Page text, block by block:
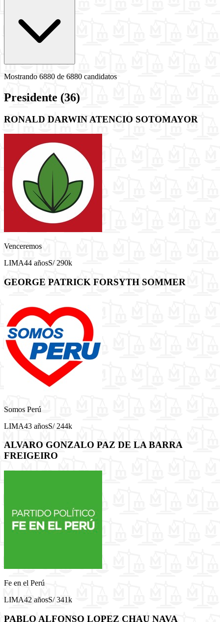
Mostrando 6880 de 6880 candidatos
Presidente (36)
RONALD DARWIN ATENCIO SOTOMAYOR
Venceremos
LIMA44 añosS/ 290k
GEORGE PATRICK FORSYTH SOMMER
Somos Perú
LIMA43 añosS/ 244k
ALVARO GONZALO PAZ DE LA BARRA
FREIGEIRO
Fe en el Perú
LIMA42 añosS/ 341k
PABLO ALFONSO LOPEZ CHAU NAVA